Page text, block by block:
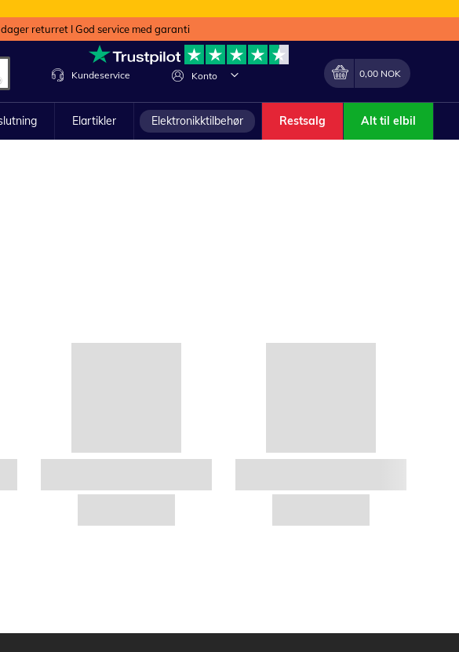
dager returret I God service med garanti
Konto Endring
Min handlekurv
0,00 NOK
Kundeservice
Elartikler Elektronikktilbehør Restsalg Alt til elbil